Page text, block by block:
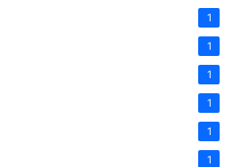
1
1
1
1
1
1